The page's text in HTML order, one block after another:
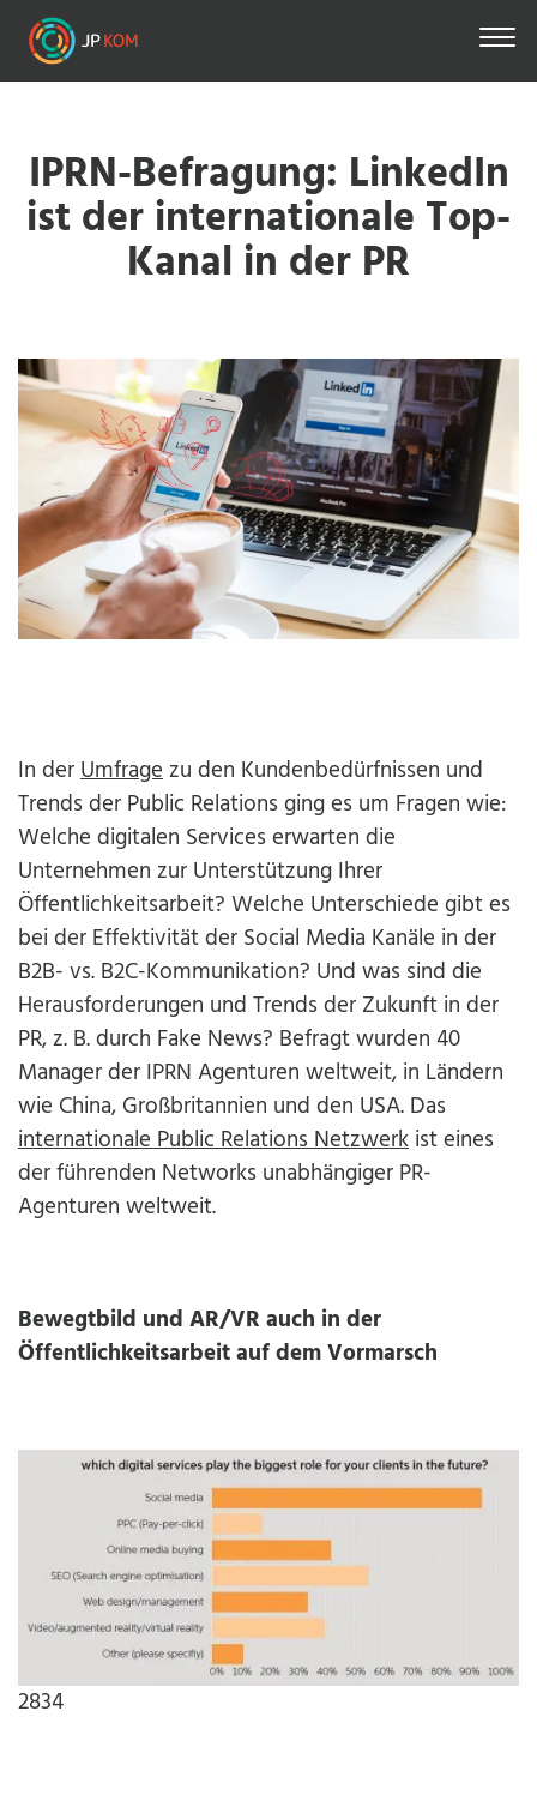
Direkt
zum
Inhalt
IPRN-Befragung: LinkedIn
ist der internationale Top-
Kanal in der PR
In derUmfragezu den Kundenbedürfnissen und
Trends der Public Relations ging es um Fragen wie:
Welche digitalen Services erwarten die
Unternehmen zur Unterstützung Ihrer
Öffentlichkeitsarbeit? Welche Unterschiede gibt es
bei der Effektivität der Social Media Kanäle in der
B2B- vs. B2C-Kommunikation? Und was sind die
Herausforderungen und Trends der Zukunft in der
PR, z. B. durch Fake News? Befragt wurden 40
Manager der IPRN Agenturen weltweit, in Ländern
wie China, Großbritannien und den USA. Das
internationale Public Relations Netzwerk ist eines
der führenden Networks unabhängiger PR-
Agenturen weltweit.
Bewegtbild und AR/VR auch in der
Öffentlichkeitsarbeit auf dem Vormarsch
2834